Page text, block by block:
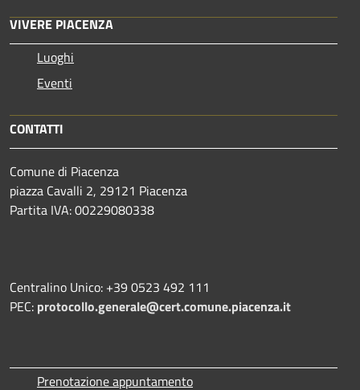
VIVERE PIACENZA
Luoghi
Eventi
CONTATTI
Comune di Piacenza
piazza Cavalli 2, 29121 Piacenza
Partita IVA: 00229080338
Centralino Unico: +39 0523 492 111
PEC: protocollo.generale@cert.comune.piacenza.it
Prenotazione appuntamento